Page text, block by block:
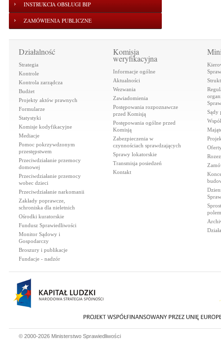
INSTRUKCJA OBSŁUGI BIP
ZAMÓWIENIA PUBLICZNE
Działalność
Strategia
Kontrole
Kontrola zarządcza
Budżet
Projekty aktów prawnych
Formularze
Statystyki
Komisje kodyfikacyjne
Mediacje
Pomoc pokrzywdzonym
przestępstwem
Przeciwdziałanie przemocy
domowej
Przeciwdziałanie przemocy
wobec dzieci
Przeciwdziałanie narkomanii
Zakłady poprawcze,
schroniska dla nieletnich
Ośrodki kuratorskie
Fundusz Sprawiedliwości
Monitor Sądowy i
Gospodarczy
Broszury i publikacje
Fundacje - nadzór
Komisja
weryfikacyjna
Informacje ogólne
Aktualności
Wezwania
Zawiadomienia
Postępowania rozpoznawcze
przed Komisją
Postępowania ogólne przed
Komisją
Zabezpieczenia w
czynnościach sprawdzających
Sprawy lokatorskie
Transmisja posiedzeń
Kontakt
Sądy
© 2000-2026 Ministerstwo Sprawiedliwości